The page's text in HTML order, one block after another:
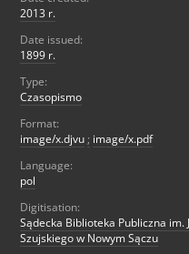
2013 r.
Date issued:
1899 r.
Type:
Czasopismo
Format:
image/x.djvu ; image/x.pdf
Language:
pol
Digitisation:
Sądecka Biblioteka Publiczna im.
Szujskiego w Nowym Sączu